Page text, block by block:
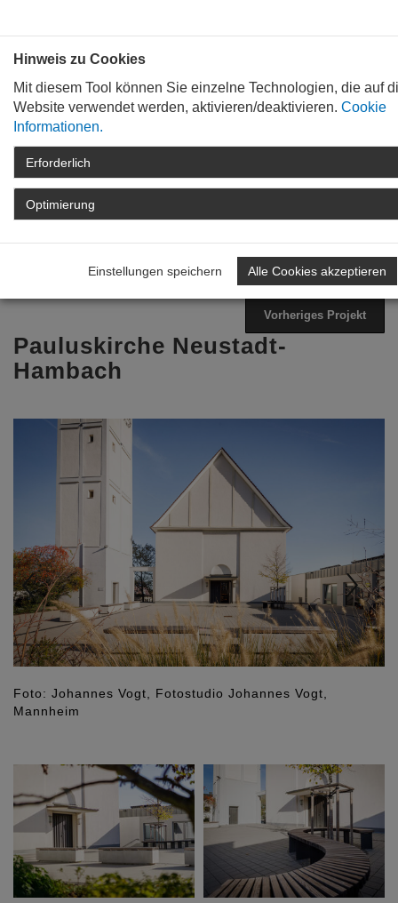
STARTSEITE
ARCHIV
TAG DER ARCHITEKTUR
2023
Zurück zur Übersicht Nächstes Projekt
Vorheriges Projekt
Pauluskirche Neustadt-
Hambach
Foto: Johannes Vogt, Fotostudio Johannes Vogt,
Mannheim
Previous
Hinweis zu Cookies
Mit diesem Tool können Sie einzelne Technologien, die auf
Website verwendet werden, aktivieren/deaktivieren. Cookie
Informationen.
Erforderlich
Optimierung
Einstellungen speichern Alle Cookies akzeptieren